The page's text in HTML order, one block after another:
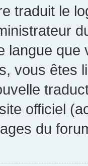
traduit le
langue
vous êtes
officiel
du